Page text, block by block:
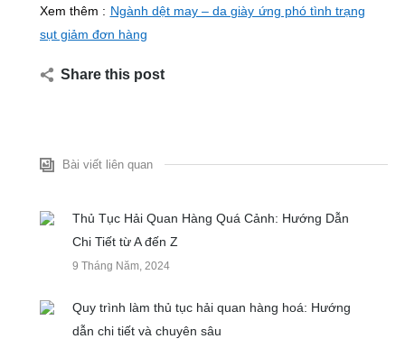
Xem thêm : Ngành dệt may – da giày ứng phó tình trạng
sụt giảm đơn hàng
Share this post
Bài viết liên quan
Thủ Tục Hải Quan Hàng Quá Cảnh: Hướng Dẫn
Chi Tiết từ A đến Z
9 Tháng Năm, 2024
Quy trình làm thủ tục hải quan hàng hoá: Hướng
dẫn chi tiết và chuyên sâu